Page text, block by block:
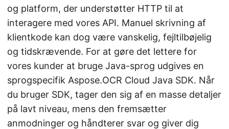
og platform, der understøtter HTTP til at
interagere med vores API. Manuel skrivning af
klientkode kan dog være vanskelig, fejltilbøjelig
og tidskrævende. For at gøre det lettere for
vores kunder at bruge Java-sprog udgives en
sprogspecifik Aspose.OCR Cloud Java SDK. Når
du bruger SDK, tager den sig af en masse detaljer
på lavt niveau, mens den fremsætter
anmodninger og håndterer svar og giver dig